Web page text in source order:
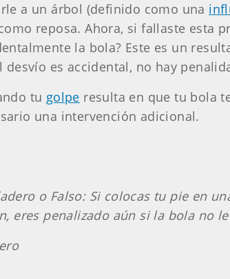
a un árbol (definido como una
reposa. Ahora, si fallaste esta
la bola? Este es un
desvío es accidental, no hay
tu golpe resulta en que tu bola
una intervención adicional.
o Falso: Si colocas tu pie en
eres penalizado aún si la bola no